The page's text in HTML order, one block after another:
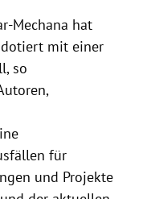
Mechana hat
dotiert mit einer
so
für
und Projekte